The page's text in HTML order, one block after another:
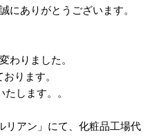
にありがとうございます。
わりました。
ります。
します。。
リアン」にて、化粧品工場代